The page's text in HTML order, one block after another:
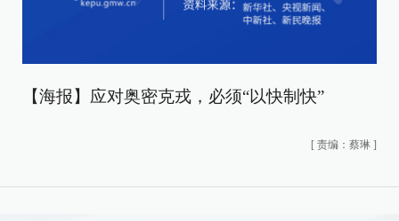
【海报】应对奥密克戎，必须“以快制快”
[ 责编：蔡琳 ]